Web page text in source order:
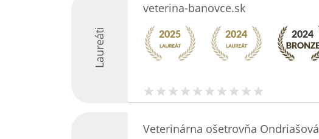
Laureáti
veterina-banovce.sk
Veterinárna ošetrovňa Ondriašová